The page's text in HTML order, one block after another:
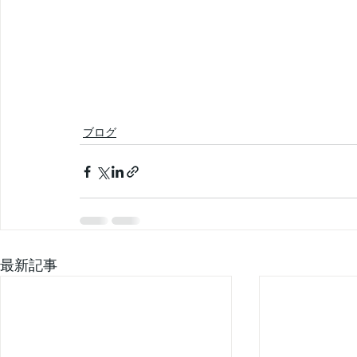
ブログ
最新記事